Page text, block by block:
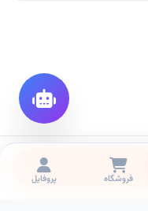
فروشگاه پروفایل